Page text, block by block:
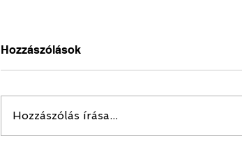
Hozzászólások
Hozzászólás írása...